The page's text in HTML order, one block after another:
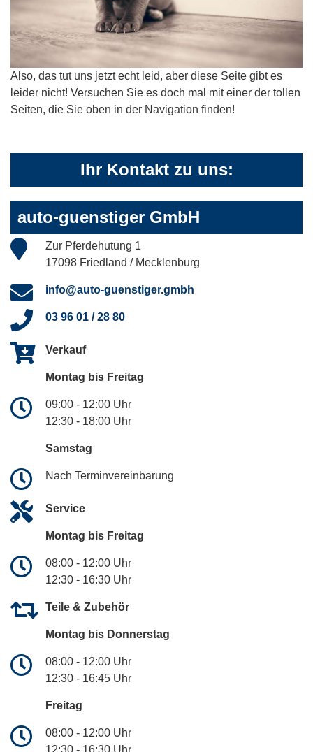
Also, das tut uns jetzt echt leid, aber diese Seite gibt es
leider nicht! Versuchen Sie es doch mal mit einer der tollen
Seiten, die Sie oben in der Navigation finden!
Ihr Kontakt zu uns:
auto-guenstiger GmbH
Zur Pferdehutung 1
17098 Friedland / Mecklenburg
info@auto-guenstiger.gmbh
03 96 01 / 28 80
Verkauf
Montag bis Freitag
09:00 - 12:00 Uhr
12:30 - 18:00 Uhr
Samstag
Nach Terminvereinbarung
Service
Montag bis Freitag
08:00 - 12:00 Uhr
12:30 - 16:30 Uhr
Teile & Zubehör
Montag bis Donnerstag
08:00 - 12:00 Uhr
12:30 - 16:45 Uhr
Freitag
08:00 - 12:00 Uhr
12:30 - 16:30 Uhr